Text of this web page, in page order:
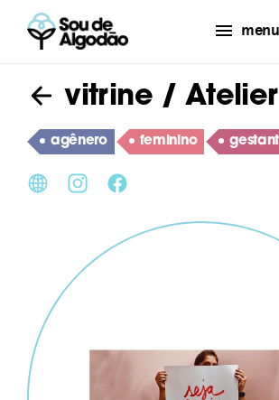
menu
vitrine/ Atelier
agênero feminino